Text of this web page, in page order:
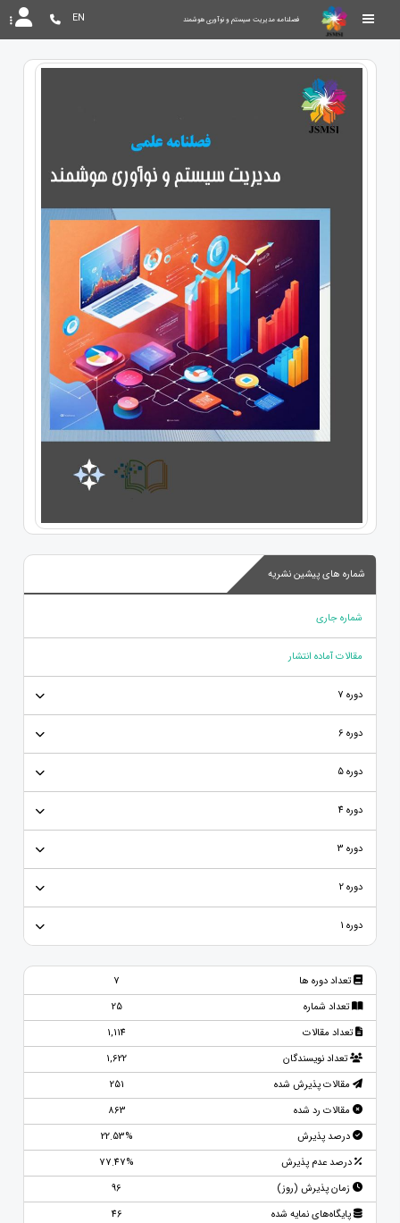
فصلنامه مدیریت سیستم و نوآوری هوشمند EN
شماره های پیشین نشریه
شماره جاری
مقالات آماده انتشار
دوره 7
دوره 6
دوره 5
دوره 4
دوره 3
دوره 2
دوره 1
تعداد دوره ها
7
تعداد شماره
25
تعداد مقالات
1,114
تعداد نویسندگان
1,622
مقالات پذیرش شده
251
مقالات رد شده
863
درصد پذیرش
22.53%
درصد عدم پذیرش
77.47%
زمان پذیرش (روز)
96
پایگاه‌های نمایه شده
46